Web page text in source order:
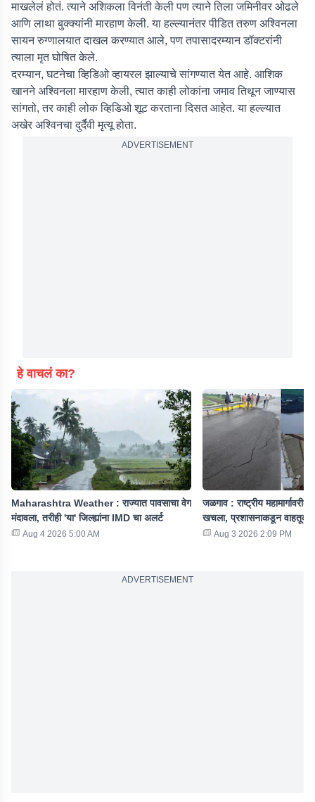
माखलेलं होतं. त्याने अशिकला विनंती केली पण त्याने तिला जमिनीवर ओढले
आणि लाथा बुक्क्यांनी मारहाण केली. या हल्ल्यानंतर पीडित तरुण अश्विनला
सायन रुग्णालयात दाखल करण्यात आले, पण तपासादरम्यान डॉक्टरांनी
त्याला मृत घोषित केले.
दरम्यान, घटनेचा व्हिडिओ व्हायरल झाल्याचे सांगण्यात येत आहे. आशिक
खानने अश्विनला मारहाण केली, त्यात काही लोकांना जमाव तिथून जाण्यास
सांगतो, तर काही लोक व्हिडिओ शूट करताना दिसत आहेत. या हल्ल्यात
अखेर अश्विनचा दुर्दैवी मृत्यू होता.
ADVERTISEMENT
हे वाचलं का?
Maharashtra Weather : राज्यात पावसाचा वेग
मंदावला, तरीही 'या' जिल्ह्यांना IMD चा अलर्ट
Aug 4 2026 5:00 AM
जळगाव : राष्ट्रीय
खचला, प्रशासनाकडून वाहतूक
Aug 3 2026 2:09 PM
ADVERTISEMENT